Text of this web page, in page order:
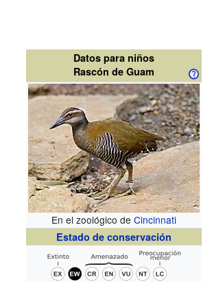
Datos para niños
Rascón de Guam
En el zoológico deCincinnati
Estado de conservación